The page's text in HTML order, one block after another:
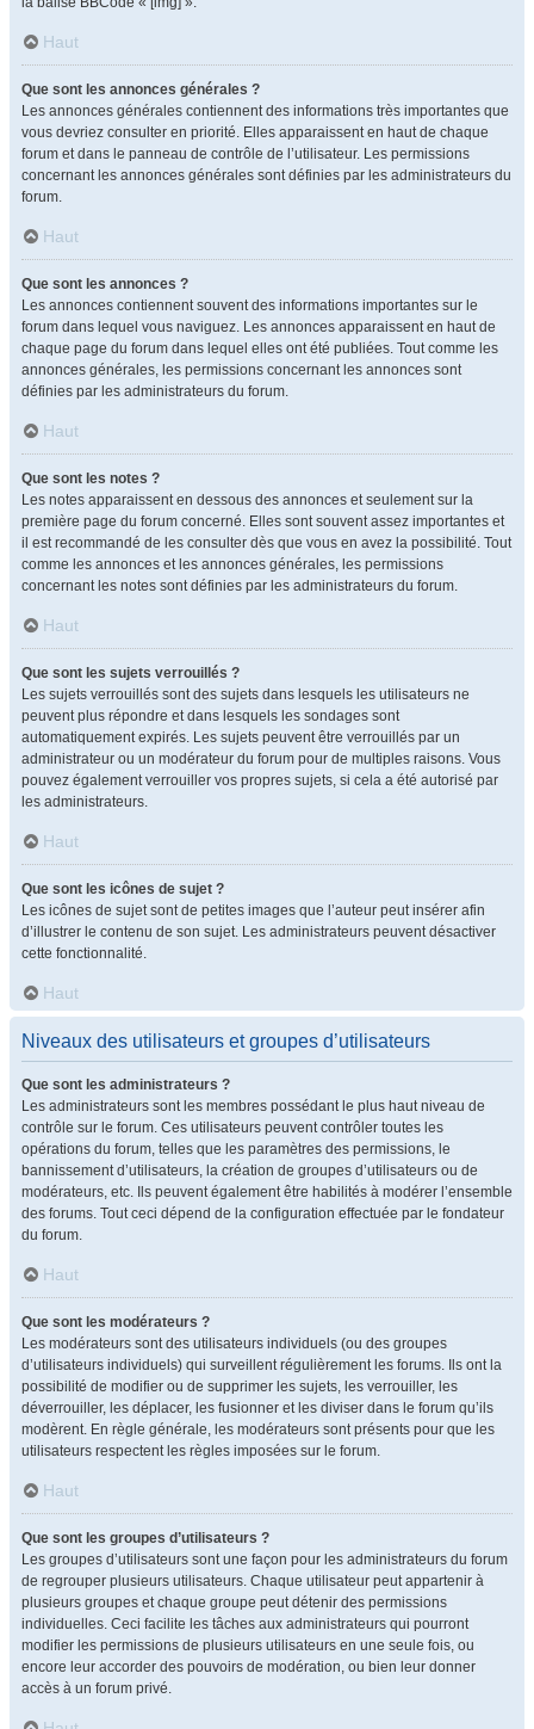
Haut
Que sont les annonces générales ?
Les annonces générales contiennent des informations très importantes que
vous devriez consulter en priorité. Elles apparaissent en haut de chaque
forum et dans le panneau de contrôle de l’utilisateur. Les permissions
concernant les annonces générales sont définies par les administrateurs du
forum.
Haut
Que sont les annonces ?
Les annonces contiennent souvent des informations importantes sur le
forum dans lequel vous naviguez. Les annonces apparaissent en haut de
chaque page du forum dans lequel elles ont été publiées. Tout comme les
annonces générales, les permissions concernant les annonces sont
définies par les administrateurs du forum.
Haut
Que sont les notes ?
Les notes apparaissent en dessous des annonces et seulement sur la
première page du forum concerné. Elles sont souvent assez importantes et
il est recommandé de les consulter dès que vous en avez la possibilité. Tout
comme les annonces et les annonces générales, les permissions
concernant les notes sont définies par les administrateurs du forum.
Haut
Que sont les sujets verrouillés ?
Les sujets verrouillés sont des sujets dans lesquels les utilisateurs ne
peuvent plus répondre et dans lesquels les sondages sont
automatiquement expirés. Les sujets peuvent être verrouillés par un
administrateur ou un modérateur du forum pour de multiples raisons. Vous
pouvez également verrouiller vos propres sujets, si cela a été autorisé par
les administrateurs.
Haut
Que sont les icônes de sujet ?
Les icônes de sujet sont de petites images que l’auteur peut insérer afin
d’illustrer le contenu de son sujet. Les administrateurs peuvent désactiver
cette fonctionnalité.
Haut
Niveaux des utilisateurs et groupes d’utilisateurs
Que sont les administrateurs ?
Les administrateurs sont les membres possédant le plus haut niveau de
contrôle sur le forum. Ces utilisateurs peuvent contrôler toutes les
opérations du forum, telles que les paramètres des permissions, le
bannissement d’utilisateurs, la création de groupes d’utilisateurs ou de
modérateurs, etc. Ils peuvent également être habilités à modérer l’ensemble
des forums. Tout ceci dépend de la configuration effectuée par le fondateur
du forum.
Haut
Que sont les modérateurs ?
Les modérateurs sont des utilisateurs individuels (ou des groupes
d’utilisateurs individuels) qui surveillent régulièrement les forums. Ils ont la
possibilité de modifier ou de supprimer les sujets, les verrouiller, les
déverrouiller, les déplacer, les fusionner et les diviser dans le forum qu’ils
modèrent. En règle générale, les modérateurs sont présents pour que les
utilisateurs respectent les règles imposées sur le forum.
Haut
Que sont les groupes d’utilisateurs ?
Les groupes d’utilisateurs sont une façon pour les administrateurs du forum
de regrouper plusieurs utilisateurs. Chaque utilisateur peut appartenir à
plusieurs groupes et chaque groupe peut détenir des permissions
individuelles. Ceci facilite les tâches aux administrateurs qui pourront
modifier les permissions de plusieurs utilisateurs en une seule fois, ou
encore leur accorder des pouvoirs de modération, ou bien leur donner
accès à un forum privé.